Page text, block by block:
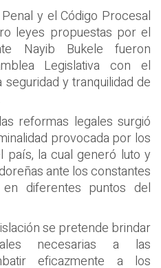
y el Código Procesal
leyes propuestas por el
Nayib Bukele fueron
Legislativa con el
y tranquilidad de
reformas legales surgió
provocada por los
país, la cual generó luto y
ante los constantes
diferentes puntos del
se pretende brindar
necesarias a las
eficazmente a los